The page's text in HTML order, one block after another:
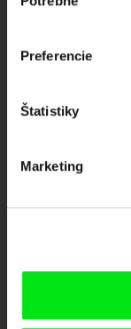
súhlasu
Preferencie
Štatistiky
Marketing